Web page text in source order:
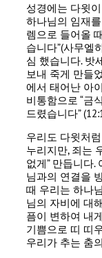
성경에는 다윗
하나님의 임재
렘으로 들어올
습니다”(사무엘
심 했습니다. 밧
보내 죽게 만들
에서 태어난 아
비통함으로 “금
드렸습니다”
우리도 다윗처
누리지만, 죄는
없게” 만듭니다
님과의 연결을
때 우리는 하나
님의 자비에 대
픔이 변하여 내
기쁨으로 띠 띠
우리가 추는 춤